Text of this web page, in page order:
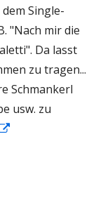
Single-
"Nach mir die
Da lasst
zu tragen...
Schmankerl
usw. zu